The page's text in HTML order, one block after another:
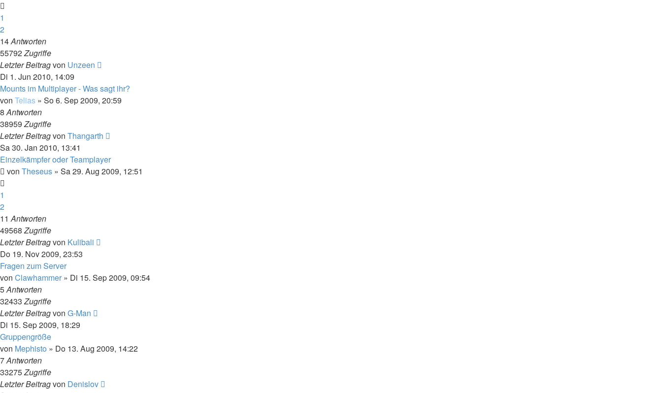
1
2
14Antworten
55792Zugriffe
Letzter Beitragvon Unzeen
Di 1. Jun 2010, 14:09
Mounts im Multiplayer - Was sagt ihr?
von Telias » So 6. Sep 2009, 20:59
8Antworten
38959Zugriffe
Letzter Beitragvon Thangarth
Sa 30. Jan 2010, 13:41
Einzelkämpfer oder Teamplayer
von Theseus » Sa 29. Aug 2009, 12:51
1
2
11Antworten
49568Zugriffe
Letzter Beitragvon Kulibali
Do 19. Nov 2009, 23:53
Fragen zum Server
von Clawhammer » Di 15. Sep 2009, 09:54
5Antworten
32433Zugriffe
Letzter Beitragvon G-Man
Di 15. Sep 2009, 18:29
Gruppengröße
von Mephisto » Do 13. Aug 2009, 14:22
7Antworten
33275Zugriffe
Letzter Beitragvon Denislov